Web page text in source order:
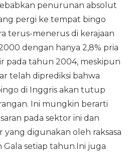
penurunan absolut
pergi ke tempat bingo
terus-menerus di kerajaan
dengan hanya 2,8% pria
pada tahun 2004, meskipun
telah diprediksi bahwa
di Inggris akan tutup
Ini mungkin berarti
pada sektor ini dan
yang digunakan oleh raksasa
setiap tahun.Ini juga